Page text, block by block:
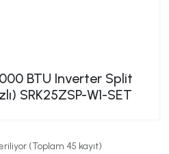
BTU Inverter Split
SRK25ZSP-W1-SET
(Toplam 45 kayıt)